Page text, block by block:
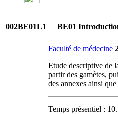
002BE01L1 BE01
Faculté de médecine
Etude descriptive de
partir des gamètes,
des annexes ainsi
Temps présentiel :